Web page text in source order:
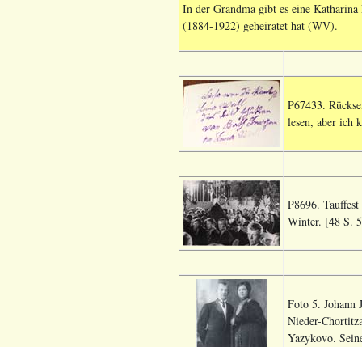
In der Grandma gibt es eine
(1884-1922) geheiratet hat (WV).
P67433.
lesen, aber ich
P8696.
Winter. [48 S.
Foto 5. Johann
Nieder-
Yazykovo.